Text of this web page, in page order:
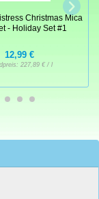
Christmas Mica
- Holiday Set #1
12,99 €
227,89 € / l